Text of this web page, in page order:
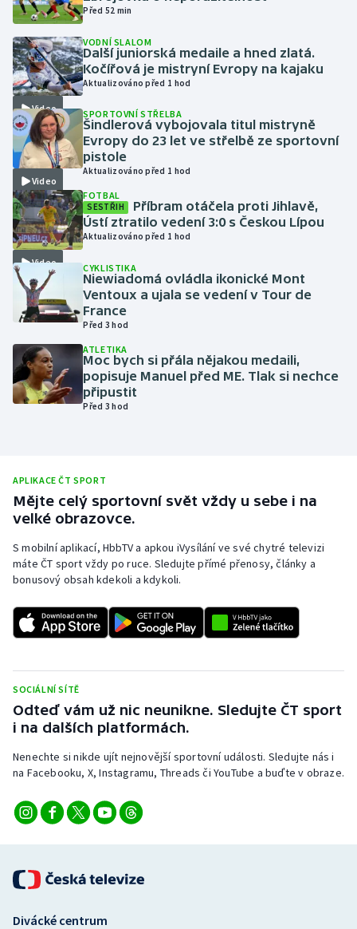
Házená
Jezdectví
Judo
Krasobruslení
Lezení
Lyže a snowboard
Moderní pětiboj
Motorsport
Olympijské hry
Parasport
Plavání
Ragby
Rychlobruslení
Rychlostní kanoistika
Sportovní střelba
Stolní tenis
Triatlon
Veslování
Volejbal
Před 52 min
Video
VODNÍ SLALOM
Další juniorská medaile a hned zlatá.
Kočířová je mistryní Evropy na kajaku
Aktualizováno před 1 hod
Video
SPORTOVNÍ STŘELBA
Šindlerová vybojovala titul mistryně
Evropy do 23 let ve střelbě ze sportovní
pistole
Aktualizováno před 1 hod
Video
FOTBAL
SESTŘIH
Příbram otáčela proti Jihlavě,
Ústí ztratilo vedení 3:0 s Českou Lípou
Aktualizováno před 1 hod
CYKLISTIKA
Niewiadomá ovládla ikonické Mont
Ventoux a ujala se vedení v Tour de
France
Před 3 hod
ATLETIKA
Moc bych si přála nějakou medaili,
popisuje Manuel před ME. Tlak si nechce
připustit
Před 3 hod
APLIKACE ČT SPORT
Mějte celý sportovní svět vždy u sebe i na
velké obrazovce.
S mobilní aplikací, HbbTV a apkou iVysílání ve své chytré televizi
máte ČT sport vždy po ruce. Sledujte přímé přenosy, články a
bonusový obsah kdekoli a kdykoli.
SOCIÁLNÍ SÍTĚ
Odteď vám už nic neunikne. Sledujte ČT sport
i na dalších platformách.
Nenechte si nikde ujít nejnovější sportovní události. Sledujte nás i
na Facebooku, X, Instagramu, Threads či YouTube a buďte v obraze.
Divácké centrum